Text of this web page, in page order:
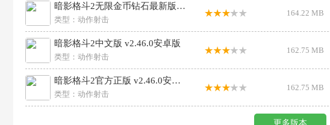
暗影格斗2无限金币钻石最新版 v2.46.0安卓版
类型： 动作射击
164.22 MB
暗影格斗2中文版 v2.46.0安卓版
类型： 动作射击
162.75 MB
暗影格斗2官方正版 v2.46.0安卓版
类型： 动作射击
162.75 MB
更多版本